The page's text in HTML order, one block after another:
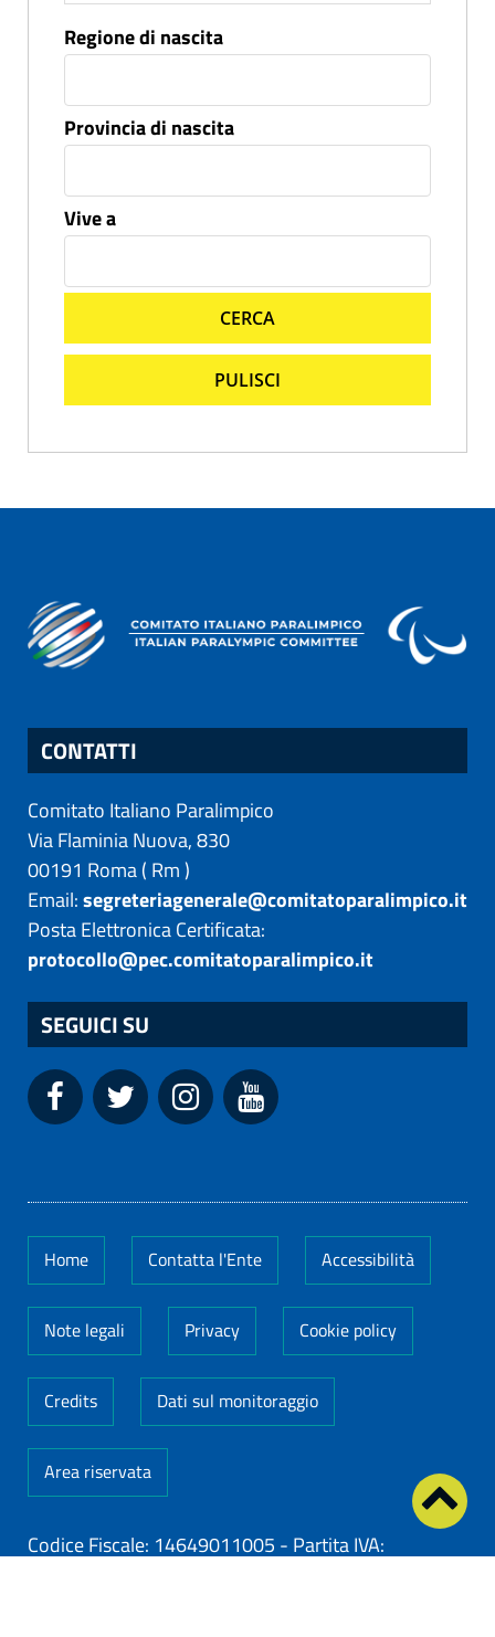
Regione di nascita
Provincia di nascita
Vive a
CERCA
PULISCI
CONTATTI
Comitato Italiano Paralimpico
Via Flaminia Nuova, 830
00191 Roma( Rm)
Email:segreteriagenerale@comitatoparalimpico.it
Posta Elettronica Certificata:
protocollo@pec.comitatoparalimpico.it
SEGUICI SU
Home Contatta l'Ente Accessibilità
Note legali Privacy Cookie policy
Credits Dati sul monitoraggio
Area riservata
Codice Fiscale: 14649011005 - Partita IVA: